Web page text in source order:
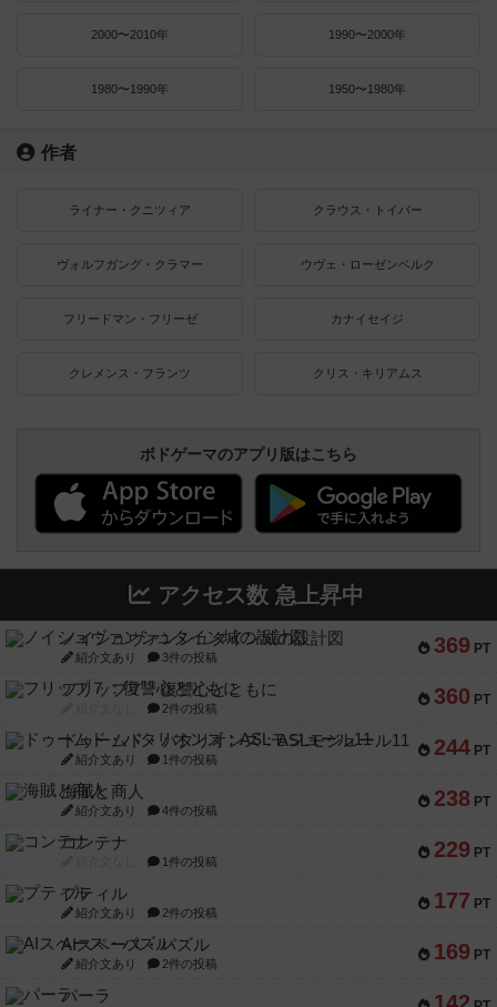
2000〜2010年 1990〜2000年
1980〜1990年 1950〜1980年
作者
ライナー・クニツィア クラウス・トイバー
ヴォルフガング・クラマー ウヴェ・ローゼンベルク
フリードマン・フリーゼ カナイセイジ
クレメンス・フランツ クリス・キリアムス
ボドゲーマのアプリ版はこちら
アクセス数 急上昇中
369 PT
ノイシュヴァンシュタイン城の設計図
紹介文あり 3件の投稿
360 PT
フリップ７：復讐心とともに
2件の投稿
244 PT
ドゥームド・バタリオンズ：ASLモジュール11
紹介文あり 1件の投稿
238 PT
海賊と商人
紹介文あり 4件の投稿
229 PT
コンテナ
1件の投稿
177 PT
プティル
紹介文あり 2件の投稿
169 PT
AIスペース・パズル
紹介文あり 2件の投稿
パーラ